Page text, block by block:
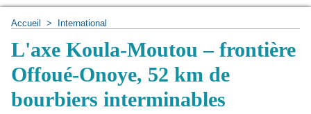
Accueil > International
L'axe Koula-Moutou – frontière
Offoué-Onoye, 52 km de
bourbiers interminables